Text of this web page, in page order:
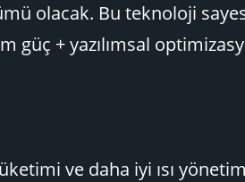
olacak. Bu teknoloji
+ yazılımsal
ve daha iyi ısı